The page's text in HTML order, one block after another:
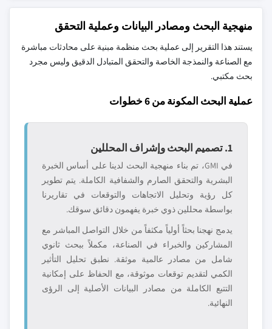
منهجية البحث ومصادر البيانات وعملية التحقق
يستند هذا التقرير إلى عملية بحث منظمة مبنية على محادثات مباشرة
مع الصناعة والنمذجة الخاصة والتحقق المتبادل الدقيق وليس مجرد
بحث مكتبي.
عملية البحث المكونة من 6 خطوات
1. تصميم البحث وإشراف المحللين
في GMI، تم بناء منهجية البحث لدينا على أساس الخبرة
البشرية والتحقق الصارم والشفافية الكاملة. يتم تطوير
كل رؤية وتحليل الاتجاهات والتوقعات في تقاريرنا
بواسطة محللين ذوي خبرة يفهمون دقائق سوقك.
يدمج نهجنا بحثاً أولياً مكثفاً من خلال التواصل المباشر مع
المشاركين والخبراء في الصناعة، مكملاً ببحث ثانوي
شامل من مصادر عالمية موثقة. نطبق تحليل التأثير
الكمي لتقديم توقعات موثوقة، مع الحفاظ على إمكانية
التتبع الكاملة من مصادر البيانات الأصلية إلى الرؤى
النهائية.